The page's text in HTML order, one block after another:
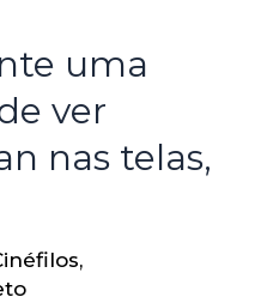
uma
ver
nas telas,
,